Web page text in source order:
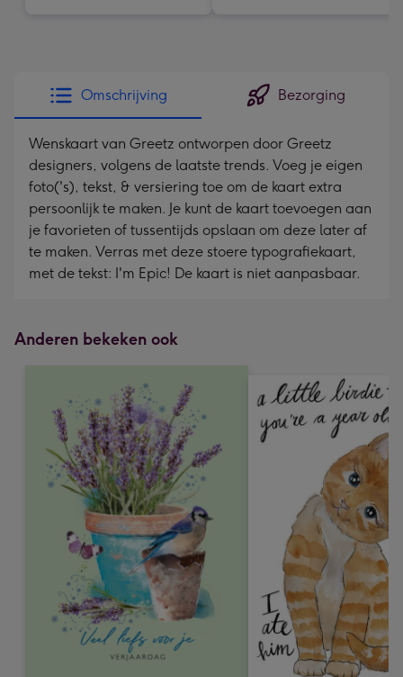
Omschrijving Bezorging
Wenskaart van Greetz ontworpen door Greetz
designers, volgens de laatste trends. Voeg je eigen
foto('s), tekst, & versiering toe om de kaart extra
persoonlijk te maken. Je kunt de kaart toevoegen aan
je favorieten of tussentijds opslaan om deze later af
te maken. Verras met deze stoere typografiekaart,
met de tekst: I'm Epic! De kaart is niet aanpasbaar.
Anderen bekeken ook